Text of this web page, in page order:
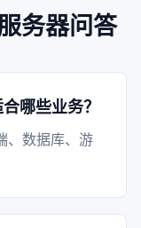
务器问答
哪些业务？
、数据库、游